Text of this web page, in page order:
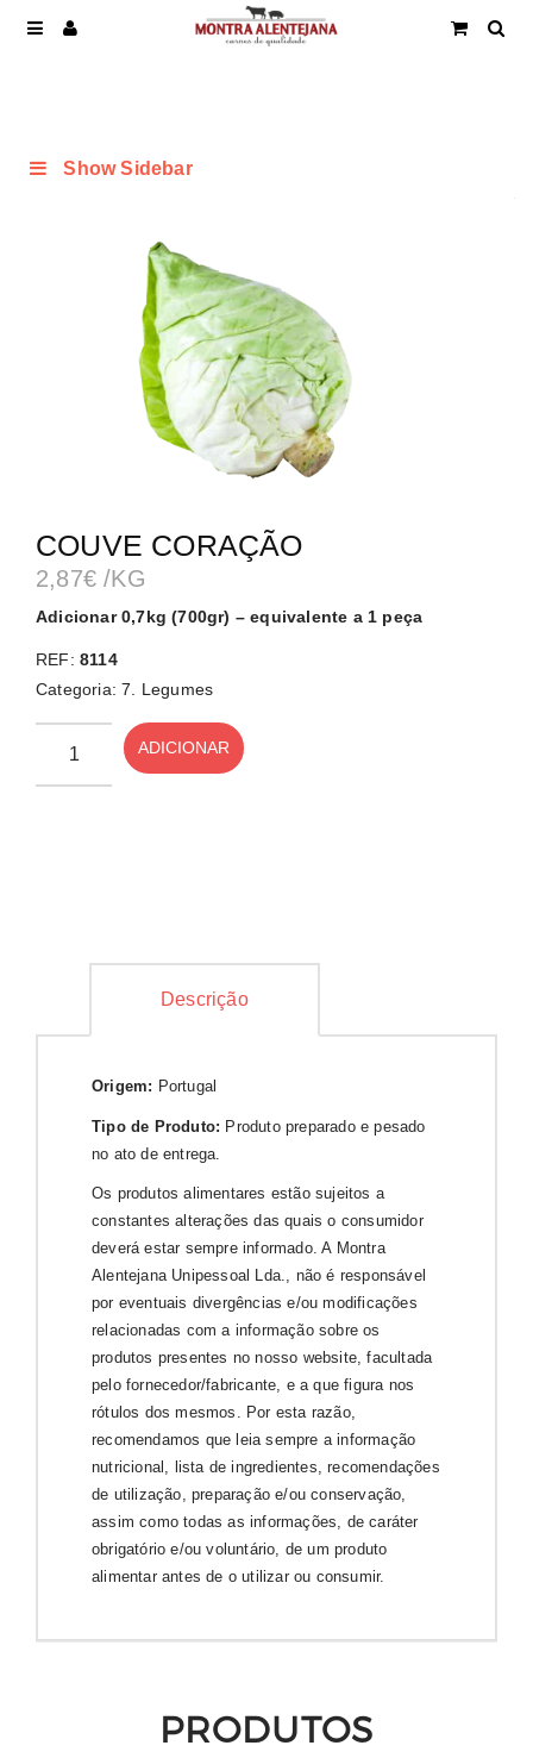
Show Sidebar
COUVE CORAÇÃO
2,87€ /KG
Adicionar 0,7kg (700gr) – equivalente a 1 peça
REF: 8114
Categoria:7. Legumes
ADICIONAR
Descrição
Origem: Portugal
Tipo de Produto: Produto preparado e pesado
no ato de entrega.
Os produtos alimentares estão sujeitos a
constantes alterações das quais o consumidor
deverá estar sempre informado. A Montra
Alentejana Unipessoal Lda., não é responsável
por eventuais divergências e/ou modificações
relacionadas com a informação sobre os
produtos presentes no nosso website, facultada
pelo fornecedor/fabricante, e a que figura nos
rótulos dos mesmos. Por esta razão,
recomendamos que leia sempre a informação
nutricional, lista de ingredientes, recomendações
de utilização, preparação e/ou conservação,
assim como todas as informações, de caráter
obrigatório e/ou voluntário, de um produto
alimentar antes de o utilizar ou consumir.
PRODUTOS